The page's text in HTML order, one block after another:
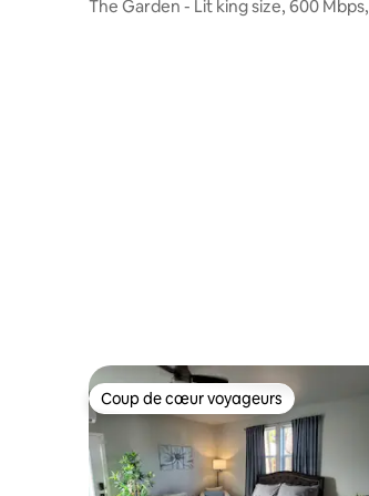
The Garden - Lit king size, 600 Mbps,
Coup de cœur voyageurs
Coup de cœur voyageurs